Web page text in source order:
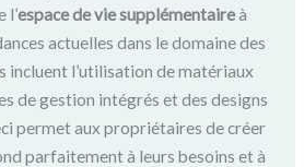
l’espace de vie supplémentaireà
actuelles dans le domaine des
incluent l’utilisation de matériaux
de gestion intégrés et des designs
permet aux propriétaires de créer
parfaitement à leurs besoins et à